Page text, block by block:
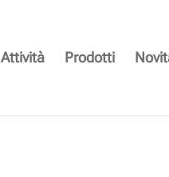
Attività Prodotti